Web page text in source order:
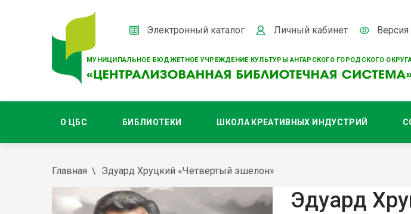
МУНИЦИПАЛЬНОЕ БЮДЖЕТНОЕ УЧРЕЖДЕНИЕ КУЛЬТУРЫ АНГАРСКОГО ГОРОДСКОГО
Электронный каталог Личный кабинет
О ЦБС БИБЛИОТЕКИ ШКОЛА КРЕАТИВНЫХ ИНДУСТРИЙ
Главная Эдуард Хруцкий «Четвертый эшелон»
Эдуард